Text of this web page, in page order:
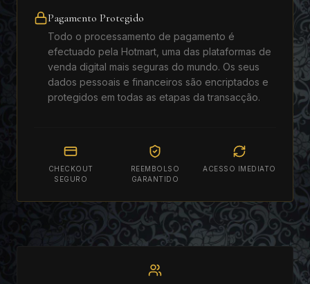
Pagamento Protegido
Todo o processamento de pagamento é
efectuado pela Hotmart, uma das plataformas de
venda digital mais seguras do mundo. Os seus
dados pessoais e financeiros são encriptados e
protegidos em todas as etapas da transacção.
CHECKOUT
SEGURO
REEMBOLSO
GARANTIDO
ACESSO IMEDIATO